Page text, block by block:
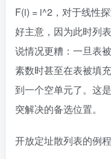
F(i) = i^2，对于线性
好主意，因为此时列
说情况更糟：一旦表
素数时甚至在表被填
到一个空单元了。这
突解决的备选位置。
开放定址散列表的例程